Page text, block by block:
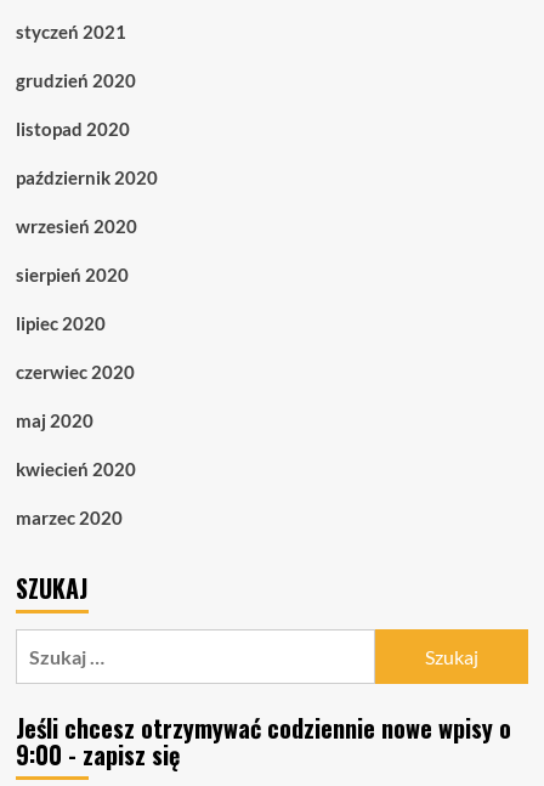
styczeń 2021
grudzień 2020
listopad 2020
październik 2020
wrzesień 2020
sierpień 2020
lipiec 2020
czerwiec 2020
maj 2020
kwiecień 2020
marzec 2020
SZUKAJ
Jeśli chcesz otrzymywać codziennie nowe wpisy o
9:00 - zapisz się